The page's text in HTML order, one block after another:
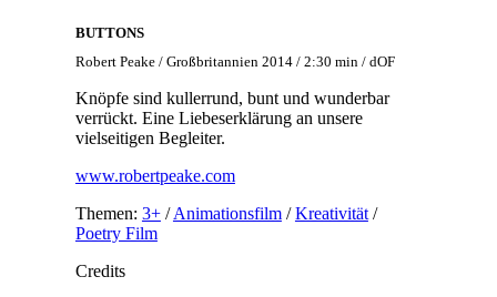
BUTTONS
Robert Peake / Großbritannien 2014 / 2:30 min / dOF
Knöpfe sind kullerrund, bunt und wunderbar
verrückt. Eine Liebeserklärung an unsere
vielseitigen Begleiter.
www.robertpeake.com
Themen: 3+/Animationsfilm/Kreativität/
Poetry Film
Credits